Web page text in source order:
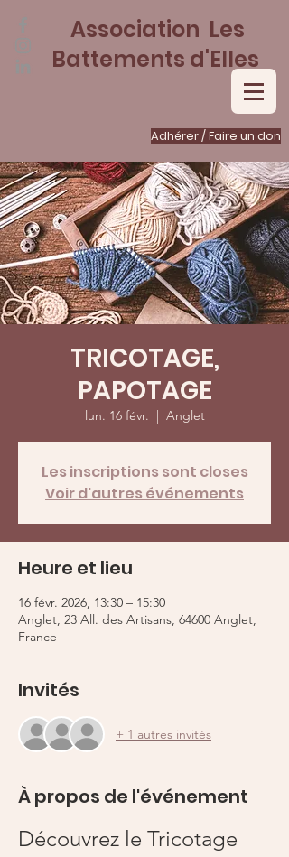
Adhérer / Faire un don
Association Les
Battements d'Elles
TRICOTAGE,
PAPOTAGE
lun. 16 févr.
  |
Anglet
Les inscriptions sont closes
Voir d'autres événements
Heure et lieu
16 févr. 2026, 13:30 – 15:30
Anglet, 23 All. des Artisans, 64600 Anglet,
France
Invités
+ 1 autres invités
À propos de l'événement
Découvrez le Tricotage